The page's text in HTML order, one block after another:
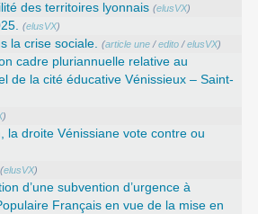
des territoires lyonnais (elusVX)
(elusVX)
la crise sociale. (article une /edito /elusVX)
cadre pluriannuelle relative au
de la cité éducative Vénissieux – Saint-
)
la droite Vénissiane vote contre ou
(elusVX)
d’une subvention d’urgence à
Français en vue de la mise en